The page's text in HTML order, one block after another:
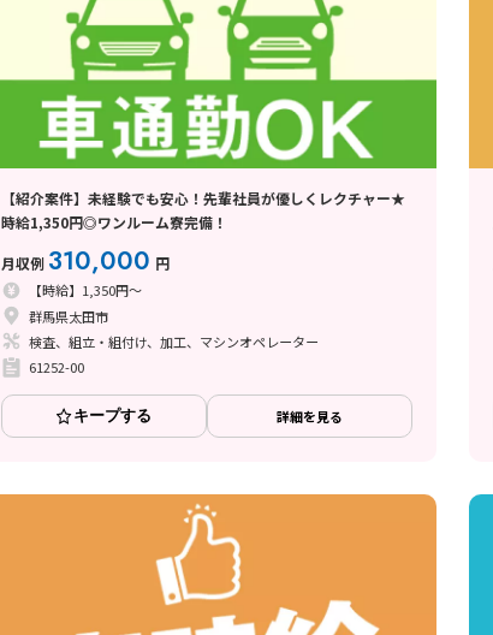
【紹介案件】未経験でも安心！先輩社員が優しくレクチャー★
時給1,350円◎ワンルーム寮完備！
月収例 310,000 円
【時給】1,350円～
群馬県太田市
検査、組立・組付け、加工、マシンオペレーター
61252-00
キープする 詳細を見る